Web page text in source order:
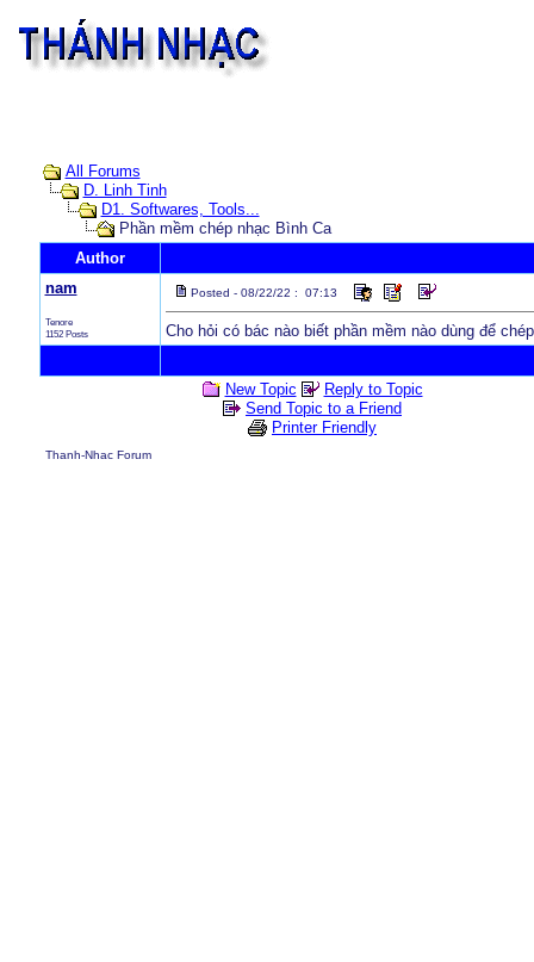
All Forums
D. Linh Tinh
D1. Softwares, Tools...
Phần mềm chép nhạc Bình Ca
Author
nam
Tenore
1152 Posts
Posted - 08/22/22 : 07:13
Cho hỏi có bác nào biết phần mềm nào dùng để
New Topic
Reply to Topic
Send Topic to a Friend
Printer Friendly
Thanh-Nhac Forum